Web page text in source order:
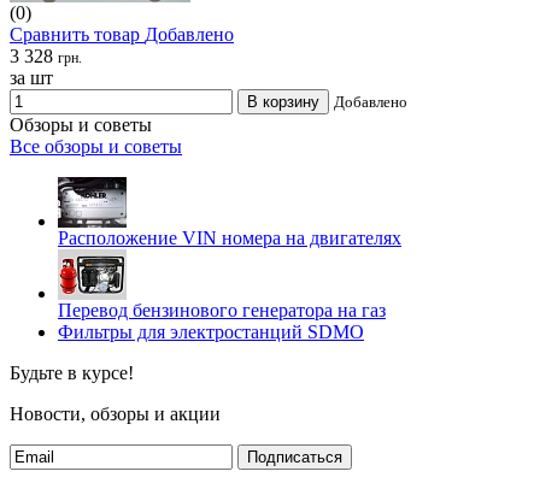
(0)
Сравнить товар Добавлено
3 328 грн.
за шт
В корзину Добавлено
Обзоры и советы
Все обзоры и советы
Расположение VIN номера на двигателях
Перевод бензинового генератора на газ
Фильтры для электростанций SDMO
Будьте в курсе!
Новости, обзоры и акции
Подписаться